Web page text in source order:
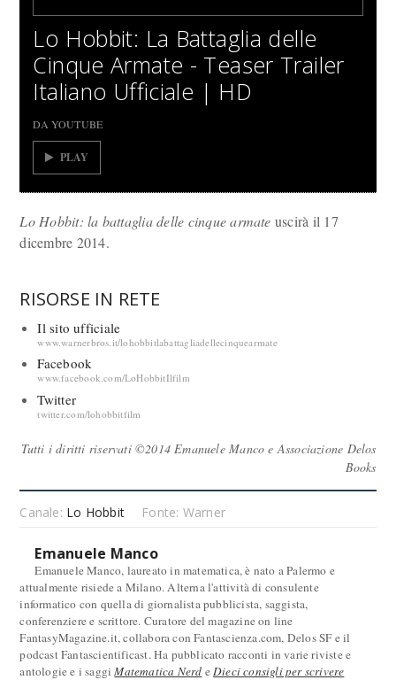
Lo Hobbit: La Battaglia delle
Cinque Armate - Teaser Trailer
Italiano Ufficiale | HD
DA YOUTUBE
PLAY
Lo Hobbit: la battaglia delle cinque armate uscirà il 17
dicembre 2014.
RISORSE IN RETE
Il sito ufficiale
www.warnerbros.it/lohobbitlabattagliadellecinquearmate
Facebook
www.facebook.com/LoHobbitIlfilm
Twitter
twitter.com/lohobbitfilm
Tutti i diritti riservati ©2014 Emanuele Manco e Associazione Delos
Books
Canale: Lo Hobbit Fonte: Warner
Emanuele Manco
Emanuele Manco, laureato in matematica, è nato a Palermo e
attualmente risiede a Milano. Alterna l'attività di consulente
informatico con quella di giornalista pubblicista, saggista,
conferenziere e scrittore. Curatore del magazine on line
FantasyMagazine.it, collabora con Fantascienza.com, Delos SF e il
podcast Fantascientificast. Ha pubblicato racconti in varie riviste e
antologie e i saggiMatematica Nerd eDieci consigli per scrivere